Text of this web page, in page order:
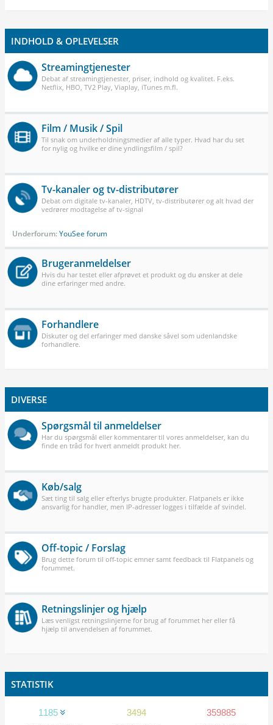
INDHOLD & OPLEVELSER
Streamingtjenester
Debat af streamingtjenester, priser, indhold og kvalitet. F.eks.
Netflix, HBO, TV2 Play, Viaplay, iTunes m.fl.
Film / Musik / Spil
Til snak om underholdningsmedier af alle typer. Hvad har du set
for nylig og hvilke er dine yndlingsfilm / spil?
Tv-kanaler og tv-distributører
Debat om digitale tv-kanaler, HDTV, tv-distributører og alt hvad der
vedrører modtagelse af tv-signal
Underforum:YouSee forum
Brugeranmeldelser
Hvis du har testet eller afprøvet et produkt og du ønsker at dele
dine erfaringer med andre.
Forhandlere
Diskuter og del erfaringer med danske såvel som udenlandske
forhandlere.
DIVERSE
Spørgsmål til anmeldelser
Har du spørgsmål eller kommentarer til vores anmeldelser, kan du
finde en tråd for hvert anmeldt produkt her.
Køb/salg
Sæt ting til salg eller efterlys brugte produkter. Flatpanels er ikke
ansvarlig for handler, men IP-adresser logges i tilfælde af svindel.
Off-topic / Forslag
Brug dette forum til off-topic emner samt feedback til Flatpanels og
forummet.
Retningslinjer og hjælp
Læs venligst retningslinjerne for brug af forummet her eller få
hjælp til anvendelsen af forummet.
STATISTIK
1185 3494 359885